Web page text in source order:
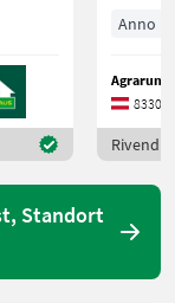
Anno
8330
Standort